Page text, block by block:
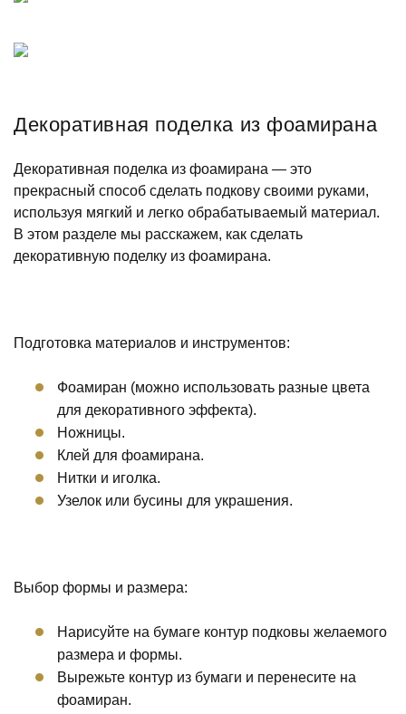
Декоративная поделка из фоамирана
Декоративная поделка из фоамирана — это
прекрасный способ сделать подкову своими руками,
используя мягкий и легко обрабатываемый материал.
В этом разделе мы расскажем, как сделать
декоративную поделку из фоамирана.
Подготовка материалов и инструментов:
Фоамиран (можно использовать разные цвета
для декоративного эффекта).
Ножницы.
Клей для фоамирана.
Нитки и иголка.
Узелок или бусины для украшения.
Выбор формы и размера:
Нарисуйте на бумаге контур подковы желаемого
размера и формы.
Вырежьте контур из бумаги и перенесите на
фоамиран.